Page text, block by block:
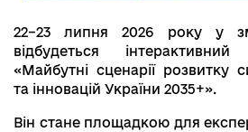
22–23 липня 2026 року у
відбудеться
«Майбутні сценарії розвитку
та інновацій України 2035+».
Він стане площадкою для